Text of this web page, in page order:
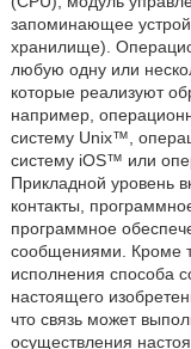
запоминающее
хранилище).
любую одну или
которые реализуют
например,
систему Unix™,
систему iOS™ или
Прикладной уровень
контакты,
программное
сообщениями. Кроме
исполнения способа
настоящего
что связь может
осуществления